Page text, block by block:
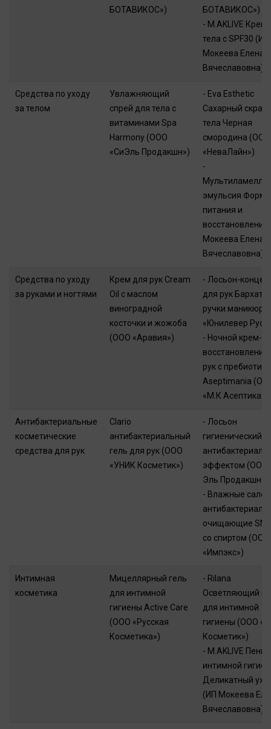
БОТАВИКОС»)
БОТАВИКОС»)
- M.AKLIVE Крем
тела с SPF30 (ИП
Мокеева Елена
Вячеславовна)
Средства по уходу
за телом
Увлажняющий
спрей для тела с
витаминами Spa
Harmony (ООО
«СиЭль Продакшн»)
- Eva Esthetic
Сахарный скраб
тела Черная
смородина (ООО
«НеваЛайн»)
-
эмульсия
питания и
Мокеева Елена
Вячеславовна)
Средства по уходу
за руками и ногтями
Крем для рук Cream
Oil с маслом
виноградной
косточки и жожоба
(ООО «Аравия»)
- Лосьон-
для рук
ручки маникюр
«Юнилевер
- Ночной крем-
восстановление
рук с
Aseptimania
«М.К Асептика»)
Антибактериальные
косметические
средства для рук
Clario
антибактериальный
гель для рук (ООО
«УНИК Косметик»)
- Лосьон
гигиенический с
эффектом (ООО
Эль Продакшн»)
- Влажные
очищающие
со спиртом (ООО
«Импэкс»)
Интимная
косметика
Мицеллярный гель
для интимной
гигиены Active Care
(ООО «Русская
Косметика»)
- Rilana
Осветляющий
для интимной
гигиены (ООО
Косметик»)
- M.AKLIVE
интимной
Деликатный
(ИП Мокеева
Вячеславовна)